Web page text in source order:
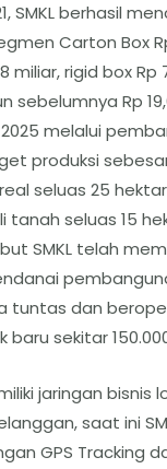
SMKL berhasil
Carton Box
miliar, rigid box Rp
sebelumnya Rp
melalui
produksi
seluas 25 hektar
seluas 15
SMKL telah
tuntas dan
baru sekitar
jaringan
saat ini
GPS Tracking